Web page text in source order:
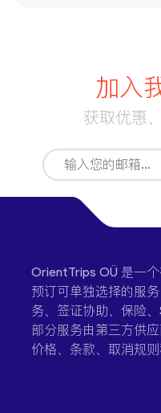
加入
获取优惠
OrientTrips OÜ 是一
预订可单独选择的服
务、签证协助、保险、
部分服务由第三方供
价格、条款、取消规则